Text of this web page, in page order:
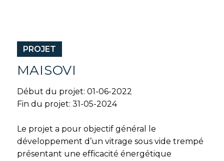
PROJET
MAISOVI
Début du projet: 01-06-2022
Fin du projet: 31-05-2024
Le projet a pour objectif général le
développement d’un vitrage sous vide trempé
présentant une efficacité énergétique